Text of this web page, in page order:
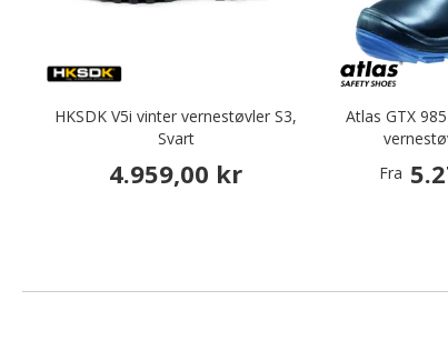
HKSDK V5i vinter vernestøvler S3,
Svart
4.959,00 kr
Atlas GTX
Fra